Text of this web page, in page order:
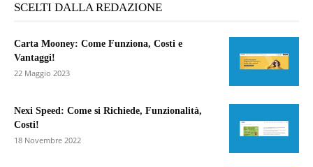
SCELTI DALLA REDAZIONE
Carta Mooney: Come Funziona, Costi e
Vantaggi!
22 Maggio 2023
Nexi Speed: Come si Richiede, Funzionalità,
Costi!
18 Novembre 2022